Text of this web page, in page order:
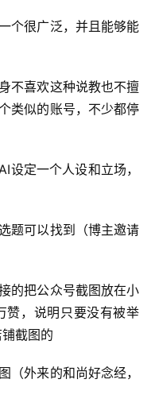
个很广泛，并且能够能
不喜欢这种说教也不擅
类似的账号，不少都停
设定一个人设和立场，
题可以找到（博主邀请
的把公众号截图放在小
赞，说明只要没有被举
截图的
（外来的和尚好念经，